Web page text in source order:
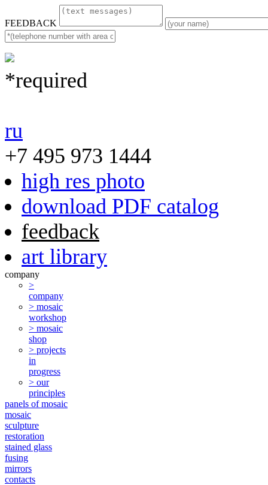
FEEDBACK
*required
ru
+7 495 973 1444
high res photo
download PDF catalog
feedback
art library
company
>
company
> mosaic
workshop
> mosaic
shop
> projects
in
progress
> our
principles
panels of mosaic
mosaic
sculpture
restoration
stained glass
fusing
mirrors
contacts